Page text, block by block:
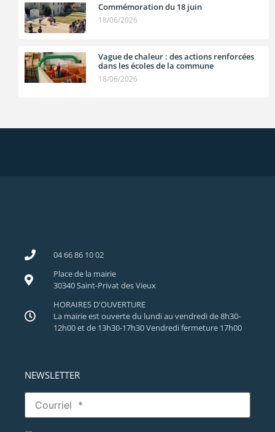
Commémoration du 18 juin
18/06/2026
Vague de chaleur : des actions renforcées
dans les écoles de la commune
18/06/2026
04 66 86 10 02
Place de la mairie
30340 Saint-Privat des Vieux
HORAIRES D'OUVERTURE
La mairie est ouverte du lundi au vendredi de 8h30-
12h00 et de 13h30-17h30 Vendredi fermeture 17h00
NEWSLETTER